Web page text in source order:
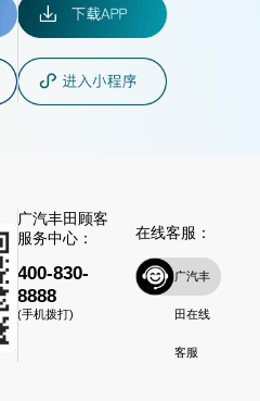
广汽丰田顾客
服务中心：
400-830-
8888
(手机拨打)
在线客服：
广汽丰
田在线
客服